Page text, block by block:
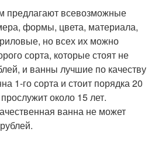
предлагают всевозможные
формы, цвета, материала,
но всех их можно
сорта, которые стоят не
и ванны лучшие по качеству
1-го сорта и стоит порядка 20
около 15 лет.
ванна не может